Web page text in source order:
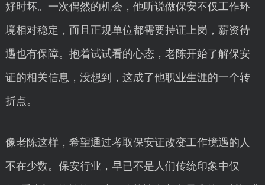
好时坏。一次偶然的机会，他听说做保安不仅工作环
境相对稳定，而且正规单位都需要持证上岗，薪资待
遇也有保障。抱着试试看的心态，老陈开始了解保安
证的相关信息，没想到，这成了他职业生涯的一个转
折点。
像老陈这样，希望通过考取保安证改变工作境遇的人
不在少数。保安行业，早已不是人们传统印象中仅